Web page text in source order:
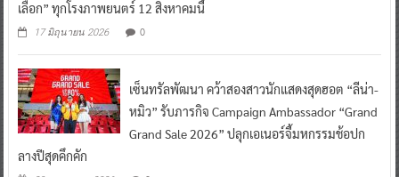
เลือก” ทุกโรงภาพยนตร์ 12 สิงหาคมนี้
17 มิถุนายน 2026 0
เซ็นทรัลพัฒนา คว้าสองสาวนักแสดงสุดฮอต “ลีน่า-
หมิว” รับภารกิจ Campaign Ambassador “Grand
Grand Sale 2026” ปลุกเอเนอร์จี้มหกรรมช้อปก
ลางปีสุดคึกคัก